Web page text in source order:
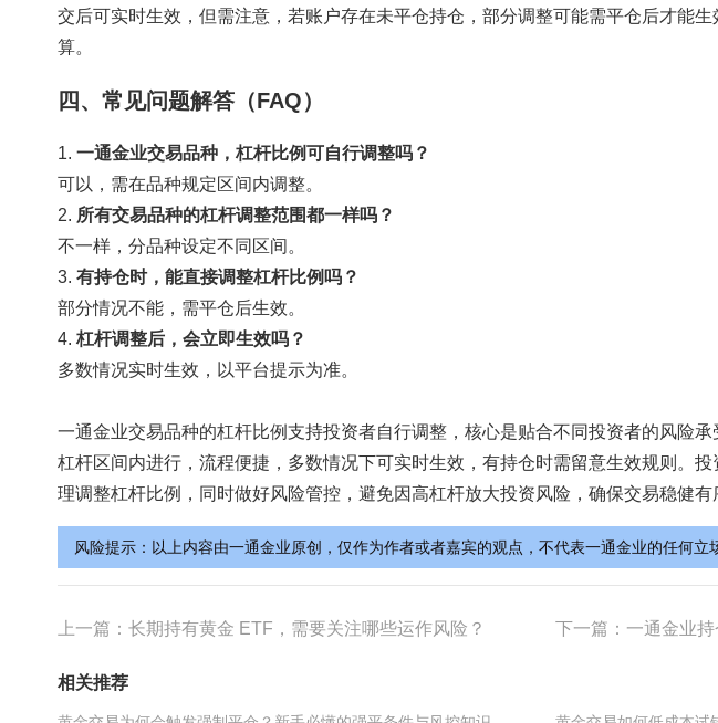
交后可实时生效，但需注意，若账户存在未平仓持仓，部分调整可能需平仓后才能
算。
四、常见问题解答（FAQ）
1. 一通金业交易品种，杠杆比例可自行调整吗？
可以，需在品种规定区间内调整。
2. 所有交易品种的杠杆调整范围都一样吗？
不一样，分品种设定不同区间。
3. 有持仓时，能直接调整杠杆比例吗？
部分情况不能，需平仓后生效。
4. 杠杆调整后，会立即生效吗？
多数情况实时生效，以平台提示为准。
一通金业交易品种的杠杆比例支持投资者自行调整，核心是贴合不同投资者的风险
杠杆区间内进行，流程便捷，多数情况下可实时生效，有持仓时需留意生效规则。
理调整杠杆比例，同时做好风险管控，避免因高杠杆放大投资风险，确保交易稳健有
风险提示：以上内容由一通金业原创，仅作为作者或者嘉宾的观点，不代表一通金业的任何立
上一篇： 长期持有黄金 ETF，需要关注哪些运作风险？ 下一篇： 一通金业
相关推荐